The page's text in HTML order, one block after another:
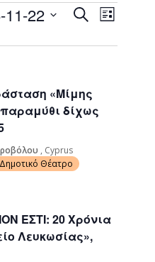
Events
SearchEvent
Views
List
11-22
«Μίμης
δίχως
, Cyprus
Θέατρο
ΕΣΤΙ: 20 Χρόνια
Λευκωσίας»,